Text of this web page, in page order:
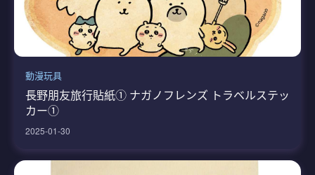
動漫玩具
長野朋友旅行貼紙① ナガノフレンズ トラベルステッ
カー①
2025-01-30